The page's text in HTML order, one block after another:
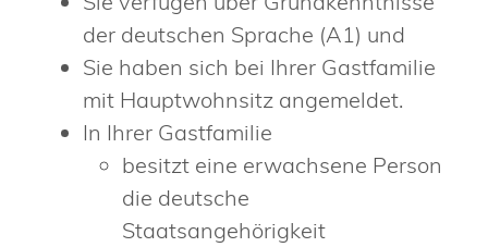
der deutschen Sprache (A1) und
Sie haben sich bei Ihrer Gastfamilie
mit Hauptwohnsitz angemeldet.
In Ihrer Gastfamilie
besitzt eine erwachsene Person
die deutsche
Staatsangehörigkeit